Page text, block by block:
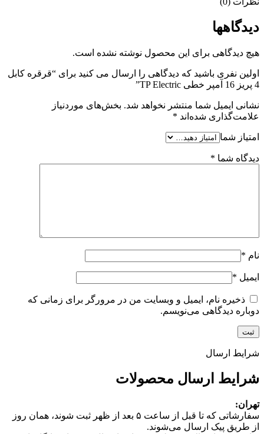
دیدگاهها
هیچ دیدگاهی برای این محصول نوشته نشده است.
اولین نفری باشید که دیدگاهی را ارسال می کنید برای “قرقره کابل
4 پریز 16 آمپر خطی TP Electric”
نشانی ایمیل شما منتشر نخواهد شد. بخش‌های موردنیاز
علامت‌گذاری شده‌اند *
امتیاز شما
دیدگاه شما *
نام *
ایمیل *
ذخیره نام، ایمیل و وبسایت من در مرورگر برای زمانی که
دوباره دیدگاهی می‌نویسم.
شرایط ارسال
شرایط ارسال محصولات
تهران:
سفارشاتی که تا قبل از ساعت ۵ بعد از ظهر ثبت شوند، همان روز
از طریق پیک ارسال می‌شوند.